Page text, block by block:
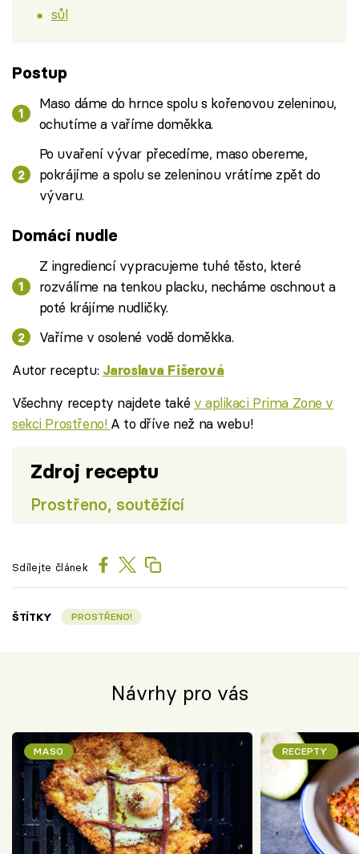
sůl
Postup
Maso dáme do hrnce spolu s kořenovou zeleninou,
ochutíme a vaříme doměkka.
Po uvaření vývar přecedíme, maso obereme,
pokrájíme a spolu se zeleninou vrátíme zpět do
vývaru.
Domácí nudle
Z ingrediencí vypracujeme tuhé těsto, které
rozválíme na tenkou placku, necháme oschnout a
poté krájíme nudličky.
Vaříme v osolené vodě doměkka.
Autor receptu: Jaroslava Fišerová
Všechny recepty najdete také v aplikaci Prima Zone v
sekci Prostřeno! A to dříve než na webu!
Zdroj receptu
Prostřeno, soutěžící
Sdílejte článek
ŠTÍTKY PROSTŘENO!
Návrhy pro vás
MASO RECEPTY